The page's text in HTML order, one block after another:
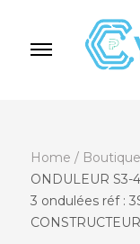
Home / Boutique
ONDULEUR S3-
3 ondulées réf :
CONSTRUCTEUR